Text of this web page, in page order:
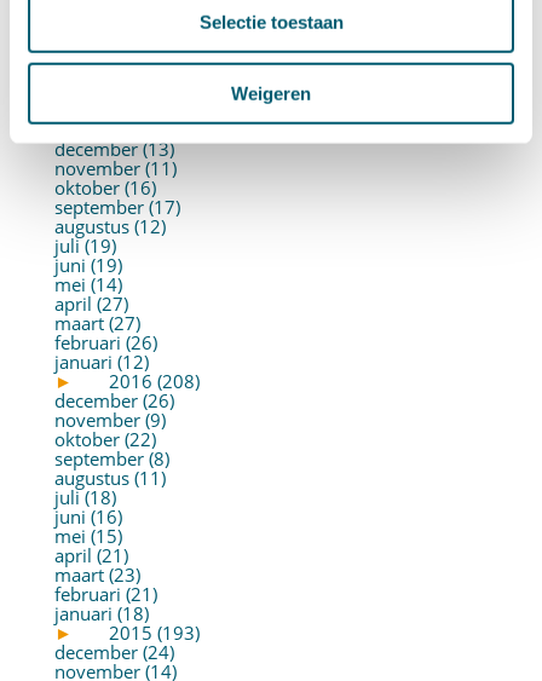
Selectie toestaan
Weigeren
april (22)
maart (10)
►
2017 (213)
december (13)
november (11)
oktober (16)
september (17)
augustus (12)
juli (19)
juni (19)
mei (14)
april (27)
maart (27)
februari (26)
januari (12)
►
2016 (208)
december (26)
november (9)
oktober (22)
september (8)
augustus (11)
juli (18)
juni (16)
mei (15)
april (21)
maart (23)
februari (21)
januari (18)
►
2015 (193)
december (24)
november (14)